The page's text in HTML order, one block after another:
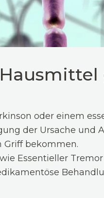
oder einem
der Ursache und
Griff bekommen.
Essentieller